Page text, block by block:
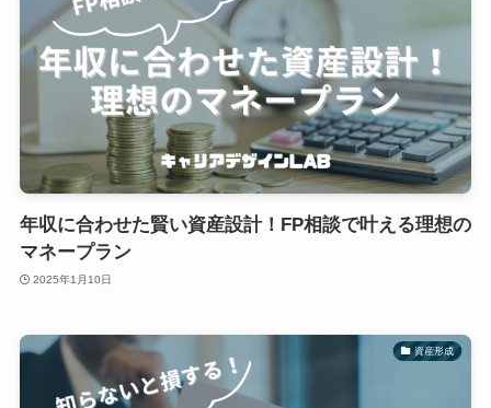
年収に合わせた賢い資産設計！FP相談で叶える理想の
マネープラン
2025年1月10日
資産形成